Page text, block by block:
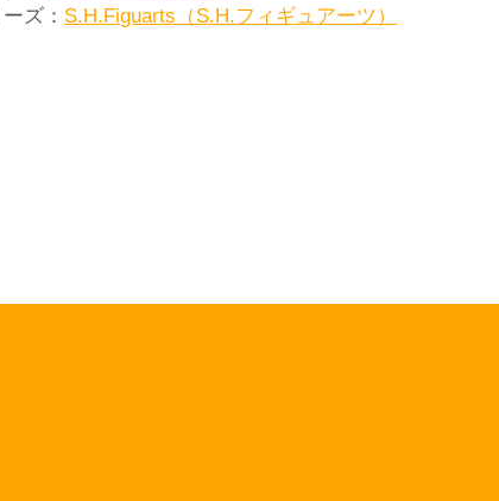
ズ： S.H.Figuarts（S.H.フィギュアーツ）